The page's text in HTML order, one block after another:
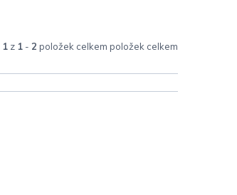
1 z 1 - 2 položek celkem